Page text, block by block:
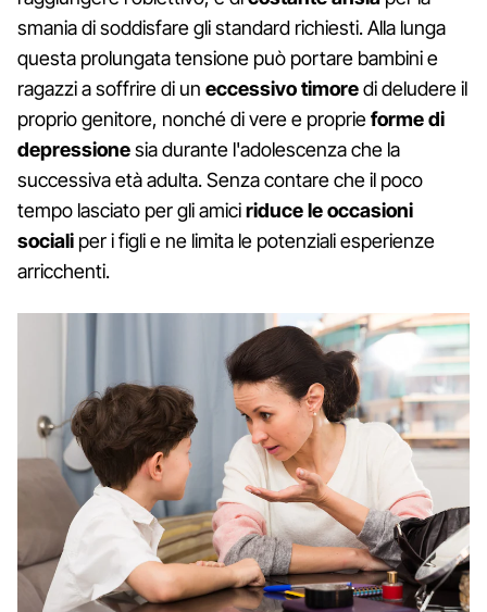
smania di soddisfare gli standard richiesti. Alla lunga
questa prolungata tensione può portare bambini e
ragazzi a soffrire di un eccessivo timoredi deludere il
proprio genitore, nonché di vere e proprieforme di
depressionesia durante l'adolescenza che la
successiva età adulta. Senza contare che il poco
tempo lasciato per gli amiciriduce le occasioni
sociali per i figli e ne limita le potenziali esperienze
arricchenti.